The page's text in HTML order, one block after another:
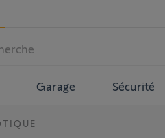
Garage Sécurité